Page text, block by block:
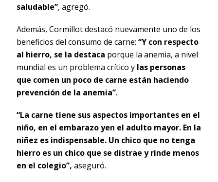
saludable”, agregó.
Además, Cormillot destacó nuevamente uno de los
beneficios del consumo de carne: “Y con respecto
al hierro, se la destaca porque la anemia, a nivel
mundial es un problema crítico y las personas
que comen un poco de carne están haciendo
prevención de la anemia”.
“La carne tiene sus aspectos importantes en el
niño, en el embarazo yen el adulto mayor. En la
niñez es indispensable. Un chico que no tenga
hierro es un chico que se distrae y rinde menos
en el colegio”, aseguró.